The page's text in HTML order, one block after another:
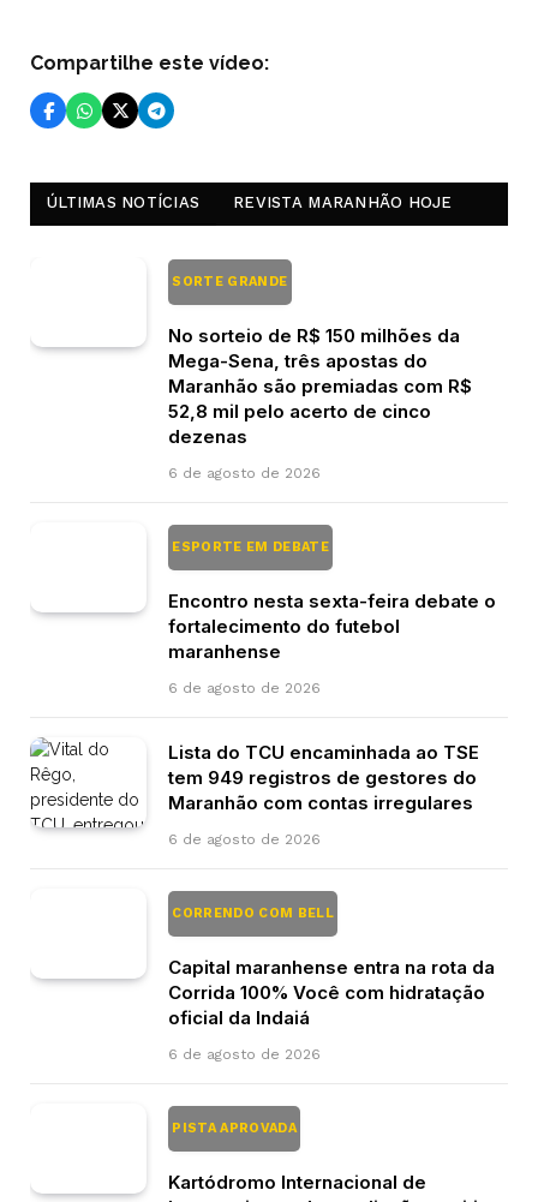
Compartilhe este vídeo:
ÚLTIMAS NOTÍCIAS REVISTA MARANHÃO HOJE
SORTE GRANDE
No sorteio de R$ 150 milhões da
Mega-Sena, três apostas do
Maranhão são premiadas com R$
52,8 mil pelo acerto de cinco
dezenas
6 de agosto de 2026
ESPORTE EM DEBATE
Encontro nesta sexta-feira debate o
fortalecimento do futebol
maranhense
6 de agosto de 2026
Lista do TCU encaminhada ao TSE
tem 949 registros de gestores do
Maranhão com contas irregulares
6 de agosto de 2026
CORRENDO COM BELL
Capital maranhense entra na rota da
Corrida 100% Você com hidratação
oficial da Indaiá
6 de agosto de 2026
PISTA APROVADA
Kartódromo Internacional de